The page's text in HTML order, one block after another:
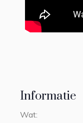
Informatie
Wat: